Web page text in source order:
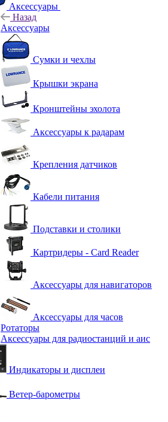
Аксессуары
Назад
Аксессуары
Сумки и чехлы
Крышки экрана
Кронштейны эхолота
Аксессуары к радарам
Крепления датчиков
Кабели питания
Подставки и столики
Картридеры - Card Reader
Аксессуары для навигаторов
Аксессуары для часов
Ротаторы
Аксессуары для радиостанций и аис
Индикаторы и дисплеи
Ветер-барометры